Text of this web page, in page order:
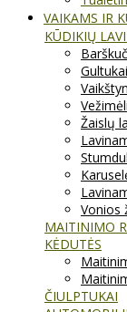
VAIKAMS IR
KŪDIKIŲ
Žaislų
Vonios
MAITINIMO
KĖDUTĖS
ČIULPTUKAI